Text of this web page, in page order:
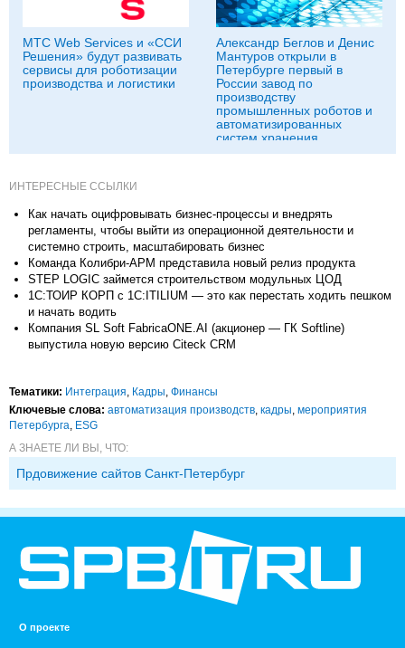
МТС Web Services и «ССИ
Решения» будут развивать
сервисы для роботизации
производства и логистики
Александр Беглов и Денис
Мантуров открыли в
Петербурге первый в
России завод по
производству
промышленных роботов и
автоматизированных
систем хранения
ИНТЕРЕСНЫЕ ССЫЛКИ
Как начать оцифровывать бизнес-процессы и внедрять
регламенты, чтобы выйти из операционной деятельности и
системно строить, масштабировать бизнес
Команда Колибри-АРМ представила новый релиз продукта
STEP LOGIC займется строительством модульных ЦОД
1С:ТОИР КОРП c 1С:ITILIUM — это как перестать ходить пешком
и начать водить
Компания SL Soft FabricaONE.AI (акционер — ГК Softline)
выпустила новую версию Citeck CRM
Тематики: Интеграция Кадры Финансы
Ключевые слова: автоматизация производств кадры мероприятия
Петербурга ESG
А ЗНАЕТЕ ЛИ ВЫ, ЧТО:
Прдовижение сайтов Санкт-Петербург
О проекте